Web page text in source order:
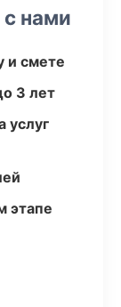
нами
и смете
3 лет
услуг
этапе